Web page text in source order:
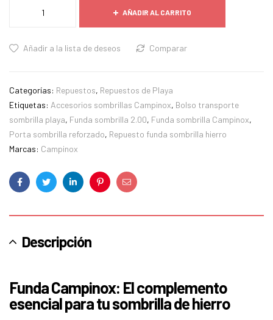
AÑADIR AL CARRITO
Añadir a la lista de deseos Comparar
Categorías: Repuestos, Repuestos de Playa
Etiquetas: Accesorios sombrillas Campinox, Bolso transporte
sombrilla playa, Funda sombrilla 2.00, Funda sombrilla Campinox,
Porta sombrilla reforzado, Repuesto funda sombrilla hierro
Marcas: Campinox
FacebookTwitterLinkedInPinterestCorreo
Descripción
Funda Campinox: El complemento
esencial para tu sombrilla de hierro